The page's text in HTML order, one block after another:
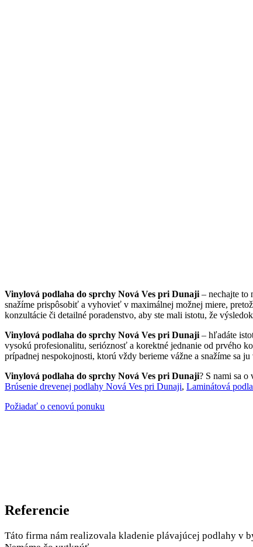
Vinylová podlaha do sprchy Nová Ves pri Dunaji – nechajte to
snažíme prispôsobiť a vyhovieť v maximálnej možnej miere,
konzultácie či detailné poradenstvo, aby ste mali istotu, že
Vinylová podlaha do sprchy Nová Ves pri Dunaji – hľadáte
vysokú profesionalitu, serióznosť a korektné jednanie od prvého
prípadnej nespokojnosti, ktorú vždy berieme vážne a snažíme sa
Vinylová podlaha do sprchy Nová Ves pri Dunaji? S nami sa o
Brúsenie drevenej podlahy Nová Ves pri Dunaji, Laminátová
Požiadať o cenovú ponuku
Referencie
Táto firma nám realizovala kladenie plávajúcej podlahy v